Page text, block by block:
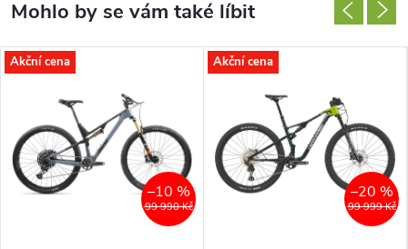
Akční cena
99 990 Kč
–10 %
Akční cena
99 999 Kč
–20 %